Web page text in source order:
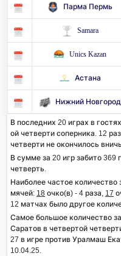
Парма Пермь
Samara
Unics Kazan
Астана
Нижний Новгород
В последних 20 играх в
ой четверти соперника. 12
четверти не окончилось
В сумме за 20 игр забито 369
четверть.
Наиболее частое
мячей: 18 очко(в) - 4 раза, 17
12 матчах было другое
Самое большое количество
Саратов в четвертой
27 в игре против Уралмаш
10.04.25.